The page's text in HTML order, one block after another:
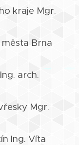
kraje Mgr.
Brna
arch.
Mgr.
Ing. Víta